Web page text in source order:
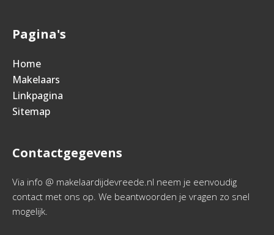
Pagina's
Home
Makelaars
Linkpagina
Sitemap
Contactgegevens
Via info @ makelaardijdevreede.nl neem je eenvoudig
contact met ons op. We beantwoorden je vragen zo snel
mogelijk.